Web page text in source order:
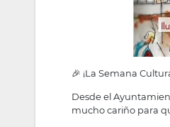
🎉 ¡La Semana
Desde el
mucho cariño para